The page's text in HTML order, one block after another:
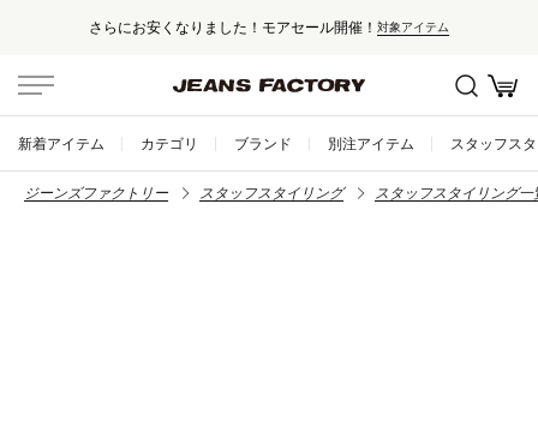
さらにお安くなりました！モアセール開催！ 対象アイテム
新着アイテム カテゴリ ブランド 別注アイテム スタッフス
ジーンズファクトリー スタッフスタイリング スタッフスタイリング一